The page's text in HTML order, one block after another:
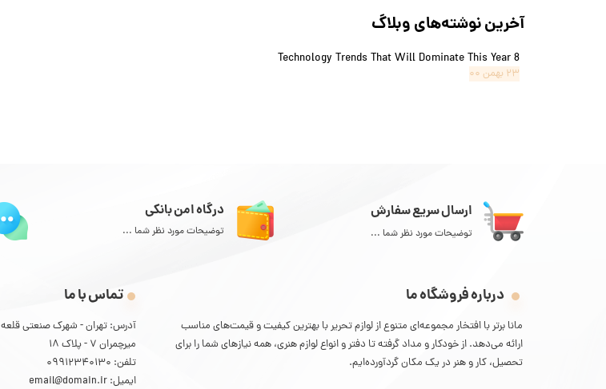
آخرین نوشته‌های وبلاگ
8 Technology Trends That Will Dominate This Year
۲۳ بهمن ۰۰
ارسال سریع سفارش
توضیحات مورد نظر شما ...
درگاه امن بانکی
توضیحات مورد نظر شما ...
درباره فروشگاه ما
مانا برتر با افتخار مجموعه‌ای متنوع از لوازم تحریر با بهترین کیفیت و قیمت‌های مناسب
ارائه می‌دهد. از خودکار و مداد گرفته تا دفتر و انواع لوازم هنری، همه نیازهای شما را برای
تحصیل، کار و هنر در یک مکان گردآورده‌ایم.
تماس با ما
آدرس: تهران - شهرک صنعتی قلعه
میرچمران 7 - پلاک 18
تلفن: 09912340130
ایمیل: email@domain.ir